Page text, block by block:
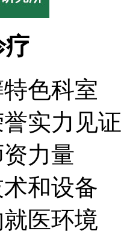
疗
色科室
实力见证
力量
和设备
医环境